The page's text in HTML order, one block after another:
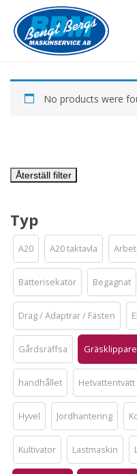
No products were
Återställ filter
Typ
A20 A20 taktavla
Batterisekatör Begagnat
Drag / Adaptrar / Fästen
Gårdsräffsa Gräsklippare
handhållet Hetvattentvätt
Hyvel Jordhantering
Kultivator Lastmaskin